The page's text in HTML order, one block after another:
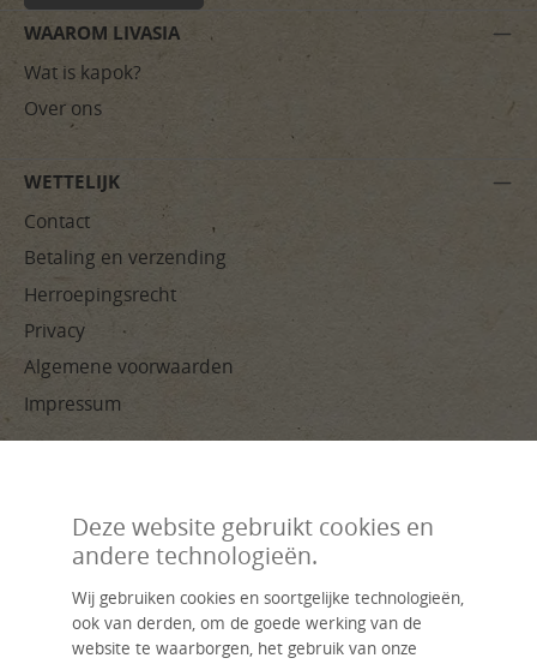
WAAROM LIVASIA
Wat is kapok?
Over ons
WETTELIJK
Contact
Betaling en verzending
Herroepingsrecht
Privacy
Algemene voorwaarden
Impressum
Handverwerkt, duurzaam, individueel – livasia, jouw naam voor
Deze website gebruikt cookies en
andere technologieën.
Wij gebruiken cookies en soortgelijke technologieën,
ook van derden, om de goede werking van de
website te waarborgen, het gebruik van onze